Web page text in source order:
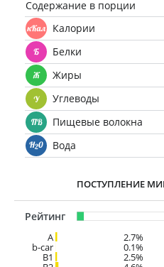
Содержание в порции
Калории
Белки
Жиры
Углеводы
Пищевые волокна
Вода
ПОСТУПЛЕНИЕ
Рейтинг
A
2.7%
b-car 0.1%
В1 2.5%